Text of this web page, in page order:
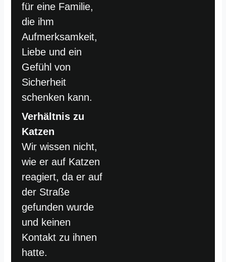
für eine Familie,
die ihm
Aufmerksamkeit,
Liebe und ein
Gefühl von
Sicherheit
schenken kann.
Verhältnis zu
Katzen
Wir wissen nicht,
wie er auf Katzen
reagiert, da er auf
der Straße
gefunden wurde
und keinen
Kontakt zu ihnen
hatte.